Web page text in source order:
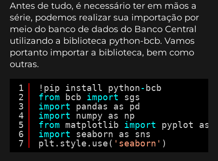
Antes de tudo, é necessário ter em mãos a
série, podemos realizar sua importação por
meio do banco de dados do Banco Central
utilizando a biblioteca python-bcb. Vamos
portanto importar a biblioteca, bem como
outras.
1
2
3
4
5
6
7
!pip install python- bcb
from
bcb import
sgs
import
pandas as pd
import
numpy as np
from
matplotlib import
pyplot as
import
seaborn as sns
plt.style.use( 'seaborn' )